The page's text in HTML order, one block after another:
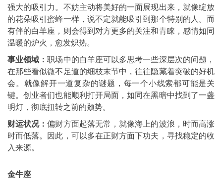
强大的吸引力。不妨主动将美好的一面展现出来，就像绽放
的花朵吸引蜜蜂一样，说不定就能吸引到那个特别的人。而
有伴的白羊座，则会得到对方更多的关注和青睐，感情如同
温暖的炉火，愈发炽热。
事业领域：职场中的白羊座可以多思考一些深层次的问题，
在那些看似微不足道的细枝末节中，往往隐藏着突破的好机
会。就像解开一道复杂的谜题，每一个小线索都可能是关
键。创业者们也能顺利打开局面，如同在黑暗中找到了一盏
明灯，彻底扭转之前的颓势。
财运状况：偏财方面起落无常，就像海上的波浪，时而高涨
时而低落。因此，可以多在正财方面下功夫，寻找稳定的收
入来源。
金牛座